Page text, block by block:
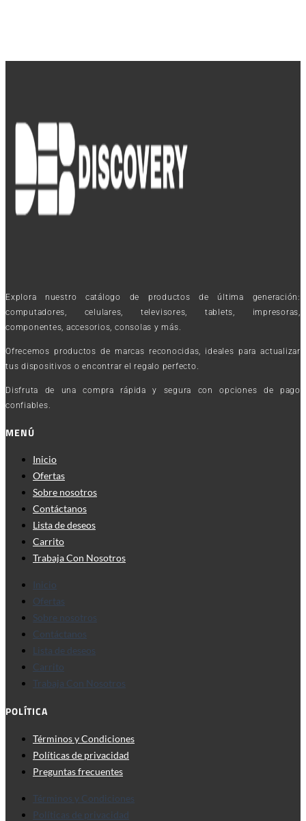
Explora nuestro catálogo de productos de última generación:
computadores, celulares, televisores, tablets, impresoras,
componentes, accesorios, consolas y más.
Ofrecemos productos de marcas reconocidas, ideales para actualizar
tus dispositivos o encontrar el regalo perfecto.
Disfruta de una compra rápida y segura con opciones de pago
confiables.
MENÚ
Inicio
Ofertas
Sobre nosotros
Contáctanos
Lista de deseos
Carrito
Trabaja Con Nosotros
Inicio
Ofertas
Sobre nosotros
Contáctanos
Lista de deseos
Carrito
Trabaja Con Nosotros
POLÍTICA
Términos y Condiciones
Políticas de privacidad
Preguntas frecuentes
Términos y Condiciones
Políticas de privacidad